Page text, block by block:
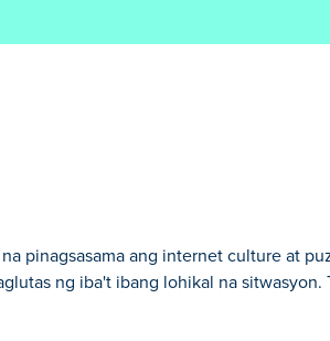
pinagsasama ang internet culture at
ng iba't ibang lohikal na